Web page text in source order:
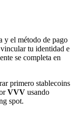
y el método de pago
tu identidad e
se completa en
primero stablecoins
VVV usando
spot.